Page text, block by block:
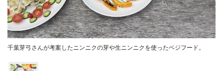
千葉芽弓さんが考案したニンニクの芽や生ニンニクを使ったベジフード。